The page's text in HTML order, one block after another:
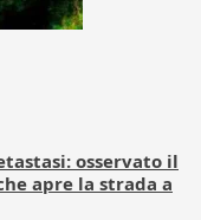
osservato il
apre la strada a